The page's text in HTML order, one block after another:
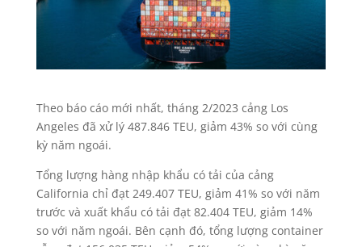
Theo báo cáo mới nhất, tháng 2/2023 cảng Los
Angeles đã xử lý 487.846 TEU, giảm 43% so với cùng
kỳ năm ngoái.
Tổng lượng hàng nhập khẩu có tải của cảng
California chỉ đạt 249.407 TEU, giảm 41% so với năm
trước và xuất khẩu có tải đạt 82.404 TEU, giảm 14%
so với năm ngoái. Bên cạnh đó, tổng lượng container